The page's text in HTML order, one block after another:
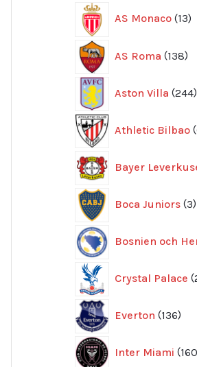
AS Monaco 13
AS Roma 138
Aston Villa 244
Athletic Bilbao
Bayer
Boca Juniors 3
Bosnien och
Crystal Palace
Everton 136
Inter Miami 160